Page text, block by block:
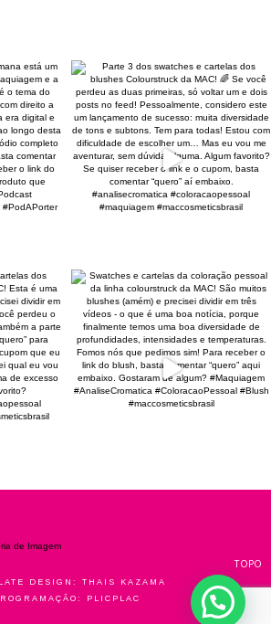
TOPO
DESIGN: THAIS KAZAMA
PLICPLAC